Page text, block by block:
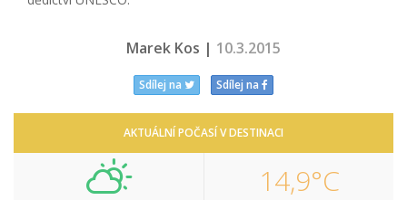
Marek Kos | 10.3.2015
Sdílej na Sdílej na
AKTUÁLNÍ POČASÍ V DESTINACI
14,9°C